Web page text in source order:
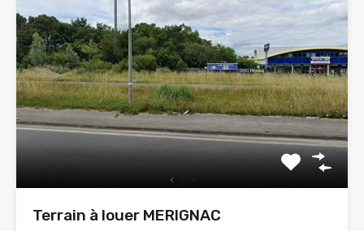
Terrain à louer MERIGNAC